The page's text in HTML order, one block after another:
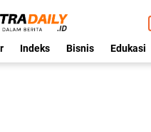
Indeks Bisnis Edukasi